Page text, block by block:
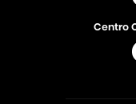
Centro